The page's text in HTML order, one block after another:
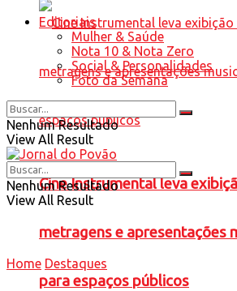
Cine Instrumental leva
metragens e apresentações
para espaços públicos
Editoriais
Mulher & Saúde
Nota 10 & Nota Zero
Social & Personalidades
Foto da Semana
Nenhum Resultado
View All Result
Nenhum Resultado
View All Result
Home Destaques